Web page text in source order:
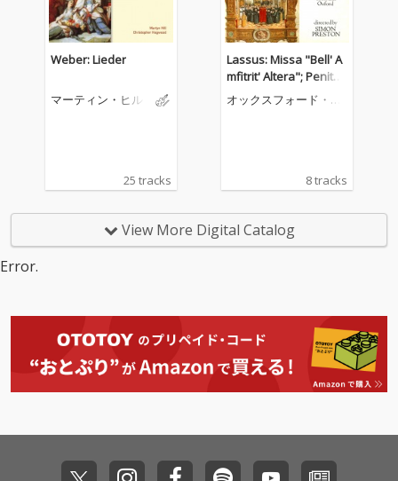
Weber: Lieder
マーティン・ヒル
25 tracks
Lassus: Missa "Bell' A
mfitrit' Altera"; Peniten
tial Psalm VII
オックスフォード・ク
8 tracks
View More Digital Catalog
Error.